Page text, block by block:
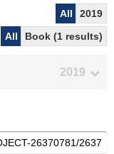
All
2019
All
Book (1 results)
2019